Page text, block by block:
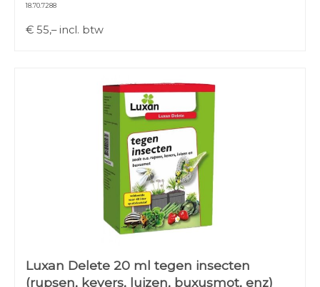
18.70.7288
€ 55,–incl. btw
Luxan Delete 20 ml tegen insecten
(rupsen, kevers, luizen, buxusmot, enz)